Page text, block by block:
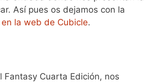
Así pues os dejamos con la
la web de Cubicle.
Fantasy Cuarta Edición, nos